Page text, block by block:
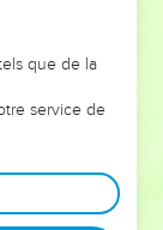
les erreurs
même que ce
et responsables
leurs erreurs
ministère, une
que de la
service de